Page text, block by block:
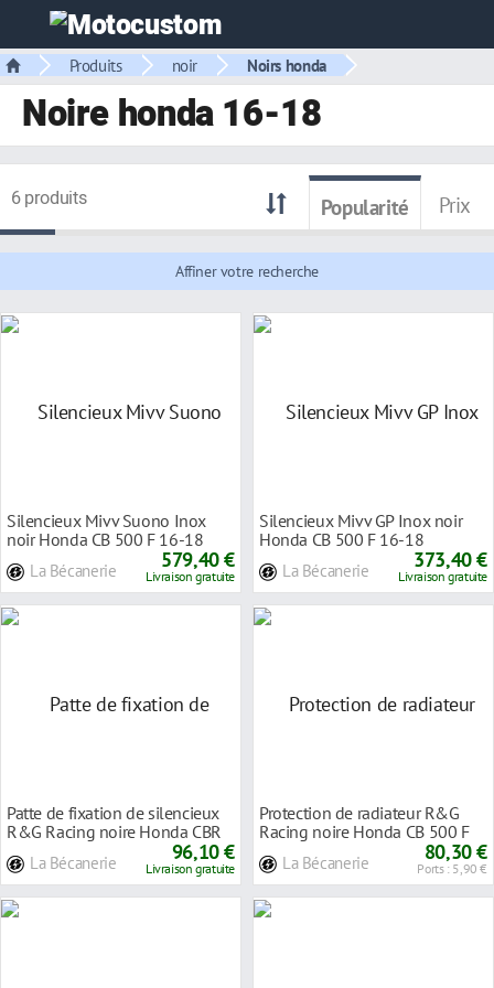
Produits noir Noirs honda
Noire honda 16-18
6 produits Popularité Prix
Affiner votre recherche
Silencieux Mivv Suono Inox
noir Honda CB 500 F 16-18
La Bécanerie 579,40 €
Livraison gratuite
Silencieux Mivv GP Inox noir
Honda CB 500 F 16-18
La Bécanerie 373,40 €
Livraison gratuite
Patte de fixation de silencieux
R&G Racing noire Honda CBR
La Bécanerie 96,10 €
Livraison gratuite
Protection de radiateur R&G
Racing noire Honda CB 500 F
La Bécanerie 80,30 €
Ports : 5,90 €